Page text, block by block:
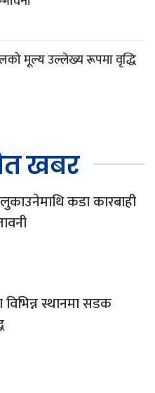
मूल्य उल्लेख्य रूपमा वृद्धि
खबर
कडा कारबाही
स्थानमा सडक